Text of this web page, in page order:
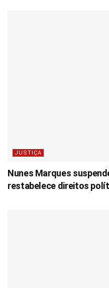
JUSTIÇA
Nunes Marques
restabelece direitos